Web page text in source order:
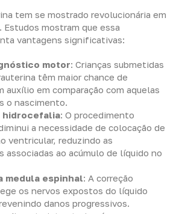
tem se mostrado revolucionária em
mostram que essa
vantagens significativas:
motor: Crianças submetidas
têm maior chance de
auxílio em comparação com aquelas
o nascimento.
hidrocefalia: O procedimento
a necessidade de colocação de
ventricular, reduzindo as
associadas ao acúmulo de líquido no
medula espinhal: A correção
os nervos expostos do líquido
danos progressivos.